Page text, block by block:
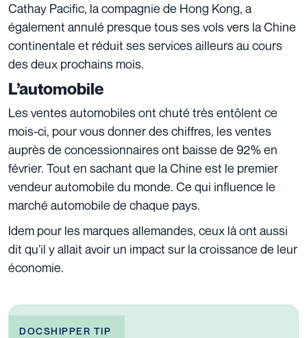
Cathay Pacific, la compagnie de Hong Kong, a
également annulé presque tous ses vols vers la Chine
continentale et réduit ses services ailleurs au cours
des deux prochains mois.
L’automobile
Les ventes automobiles ont chuté très entôlent ce
mois-ci, pour vous donner des chiffres, les ventes
auprès de concessionnaires ont baisse de 92% en
février. Tout en sachant que la Chine est le premier
vendeur automobile du monde. Ce qui influence le
marché automobile de chaque pays.
Idem pour les marques allemandes, ceux là ont aussi
dit qu’il y allait avoir un impact sur la croissance de leur
économie.
DOCSHIPPER TIP